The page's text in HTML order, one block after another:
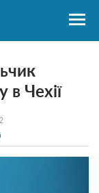
в Чехії